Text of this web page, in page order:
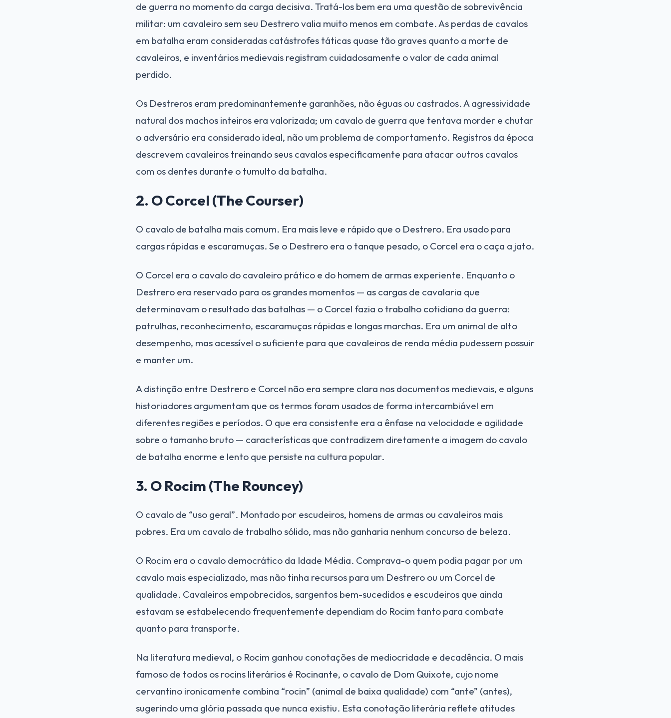
de guerra no momento da carga decisiva. Tratá-los bem era uma questão de sobrevivência
militar: um cavaleiro sem seu Destrero valia muito menos em combate. As perdas de cavalos
em batalha eram consideradas catástrofes táticas quase tão graves quanto a morte de
cavaleiros, e inventários medievais registram cuidadosamente o valor de cada animal
perdido.
Os Destreros eram predominantemente garanhões, não éguas ou castrados. A agressividade
natural dos machos inteiros era valorizada; um cavalo de guerra que tentava morder e chutar
o adversário era considerado ideal, não um problema de comportamento. Registros da época
descrevem cavaleiros treinando seus cavalos especificamente para atacar outros cavalos
com os dentes durante o tumulto da batalha.
2. O Corcel (The Courser)
O cavalo de batalha mais comum. Era mais leve e rápido que o Destrero. Era usado para
cargas rápidas e escaramuças. Se o Destrero era o tanque pesado, o Corcel era o caça a jato.
O Corcel era o cavalo do cavaleiro prático e do homem de armas experiente. Enquanto o
Destrero era reservado para os grandes momentos — as cargas de cavalaria que
determinavam o resultado das batalhas — o Corcel fazia o trabalho cotidiano da guerra:
patrulhas, reconhecimento, escaramuças rápidas e longas marchas. Era um animal de alto
desempenho, mas acessível o suficiente para que cavaleiros de renda média pudessem possuir
e manter um.
A distinção entre Destrero e Corcel não era sempre clara nos documentos medievais, e alguns
historiadores argumentam que os termos foram usados de forma intercambiável em
diferentes regiões e períodos. O que era consistente era a ênfase na velocidade e agilidade
sobre o tamanho bruto — características que contradizem diretamente a imagem do cavalo
de batalha enorme e lento que persiste na cultura popular.
3. O Rocim (The Rouncey)
O cavalo de “uso geral”. Montado por escudeiros, homens de armas ou cavaleiros mais
pobres. Era um cavalo de trabalho sólido, mas não ganharia nenhum concurso de beleza.
O Rocim era o cavalo democrático da Idade Média. Comprava-o quem podia pagar por um
cavalo mais especializado, mas não tinha recursos para um Destrero ou um Corcel de
qualidade. Cavaleiros empobrecidos, sargentos bem-sucedidos e escudeiros que ainda
estavam se estabelecendo frequentemente dependiam do Rocim tanto para combate
quanto para transporte.
Na literatura medieval, o Rocim ganhou conotações de mediocridade e decadência. O mais
famoso de todos os rocins literários é Rocinante, o cavalo de Dom Quixote, cujo nome
cervantino ironicamente combina “rocin” (animal de baixa qualidade) com “ante” (antes),
sugerindo uma glória passada que nunca existiu. Esta conotação literária reflete atitudes